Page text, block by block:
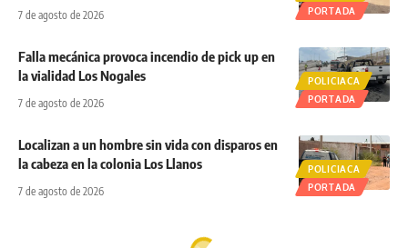
PORTADA
7 de agosto de 2026
POLICIACA
PORTADA
Falla mecánica provoca incendio de pick up en
la vialidad Los Nogales
7 de agosto de 2026
POLICIACA
PORTADA
Localizan a un hombre sin vida con disparos en
la cabeza en la colonia Los Llanos
7 de agosto de 2026